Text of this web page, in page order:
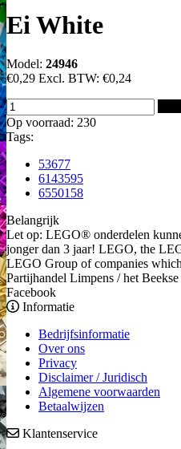
Ei White
Model: 24946
€0,29 Excl. BTW: €0,24
Op voorraad: 230
Tags:
53677
6143595
6550158
Belangrijk
Let op: LEGO® onderdelen
jonger dan 3 jaar! LEGO, the
LEGO Group of companies
Partijhandel Limpens / het Beekse
Facebook
Informatie
Bedrijfsinformatie
Over ons
Privacy
Disclaimer / Juridisch
Algemene voorwaarden
Betaalwijzen
Klantenservice